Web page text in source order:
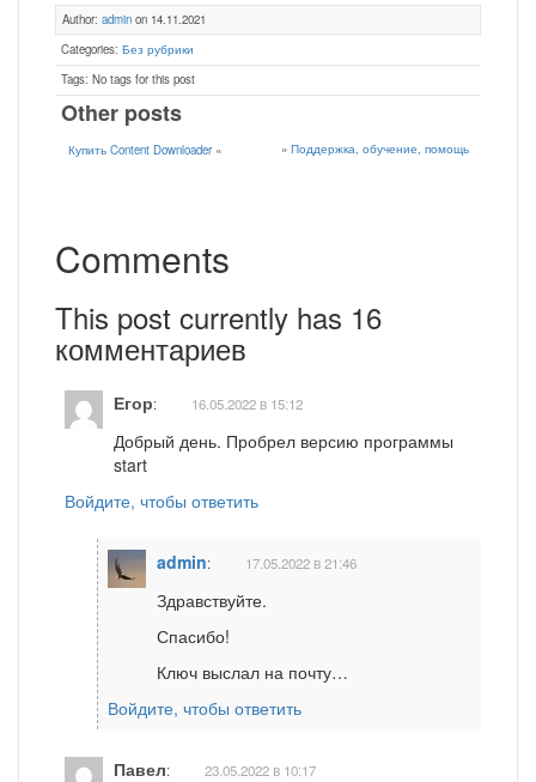
Author: admin on 14.11.2021
Categories: Без рубрики
Tags: No tags for this post
Other posts
Купить Content Downloader« » Поддержка, обучение, помощь
Comments
This post currently has 16
комментариев
Егор: 16.05.2022 в 15:12
Добрый день. Пробрел версию программы
start
Войдите, чтобы ответить
admin: 17.05.2022 в 21:46
Здравствуйте.
Спасибо!
Ключ выслал на почту…
Войдите, чтобы ответить
Павел: 23.05.2022 в 10:17